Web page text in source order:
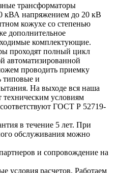
трансформаторы
кВА напряжением до 20 кВ
кожухе со степенью
дополнительное
комплектующие.
проходят полный цикл
автоматизированной
проводить приемку
типовые и
На выходе вся наша
техническим условиям
ГОСТ Р 52719-
в течение 5 лет. При
обслуживания можно
и сопровождение на
условия расчетов. Работаем